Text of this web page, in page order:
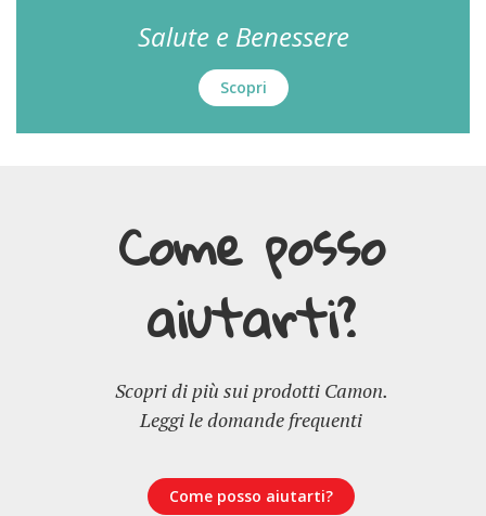
Salute e Benessere
Scopri
Come posso
aiutarti?
Scopri di più sui prodotti Camon.
Leggi le domande frequenti
Come posso aiutarti?